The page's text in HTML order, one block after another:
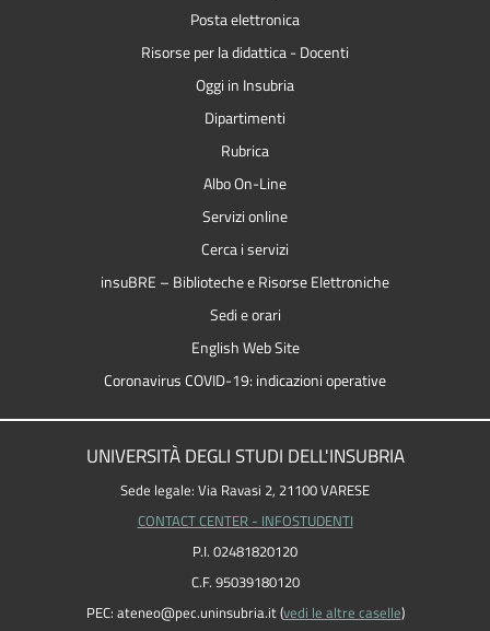
Posta elettronica
Risorse per la didattica - Docenti
Oggi in Insubria
Dipartimenti
Rubrica
Albo On-Line
Servizi online
Cerca i servizi
insuBRE – Biblioteche e Risorse Elettroniche
Sedi e orari
English Web Site
Coronavirus COVID-19: indicazioni operative
UNIVERSITÀ DEGLI STUDI DELL'INSUBRIA
Sede legale: Via Ravasi 2, 21100 VARESE
CONTACT CENTER - INFOSTUDENTI
P.I. 02481820120
C.F. 95039180120
PEC: ateneo@pec.uninsubria.it (vedi le altre caselle)